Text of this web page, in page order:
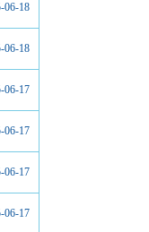
06-18
06-18
06-17
06-17
06-17
06-17